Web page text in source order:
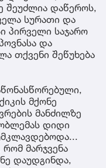
შეუძლია დაწეროს,
სურათი და
პირველი საჯარო
და
თქვენი შეწუხება
მქონე
მანძილზე
დიდი
რომ მარჯვენა
დაუდგინდა,